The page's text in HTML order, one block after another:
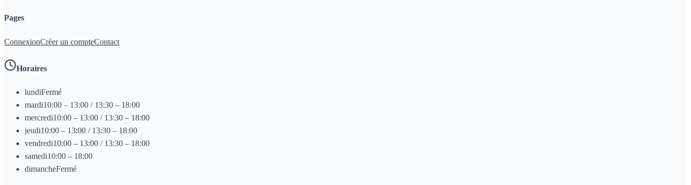
Pages
ConnexionCréer un compteContact
Horaires
lundiFermé
mardi10:00 – 13:00 / 13:30 – 18:00
mercredi10:00 – 13:00 / 13:30 – 18:00
jeudi10:00 – 13:00 / 13:30 – 18:00
vendredi10:00 – 13:00 / 13:30 – 18:00
samedi10:00 – 18:00
dimancheFermé